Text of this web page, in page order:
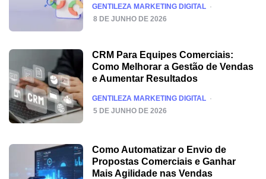
POSTED
GENTILEZA MARKETING DIGITAL
8 DE JUNHO DE 2026
CRM Para Equipes Comerciais:
Como Melhorar a Gestão de Vendas
e Aumentar Resultados
POSTED
GENTILEZA MARKETING DIGITAL
5 DE JUNHO DE 2026
Como Automatizar o Envio de
Propostas Comerciais e Ganhar
Mais Agilidade nas Vendas